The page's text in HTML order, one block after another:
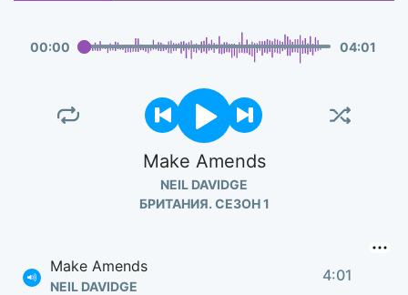
00:00 04:01
Make Amends
NEIL DAVIDGE
БРИТАНИЯ. СЕЗОН 1
Make Amends
NEIL DAVIDGE
4:01